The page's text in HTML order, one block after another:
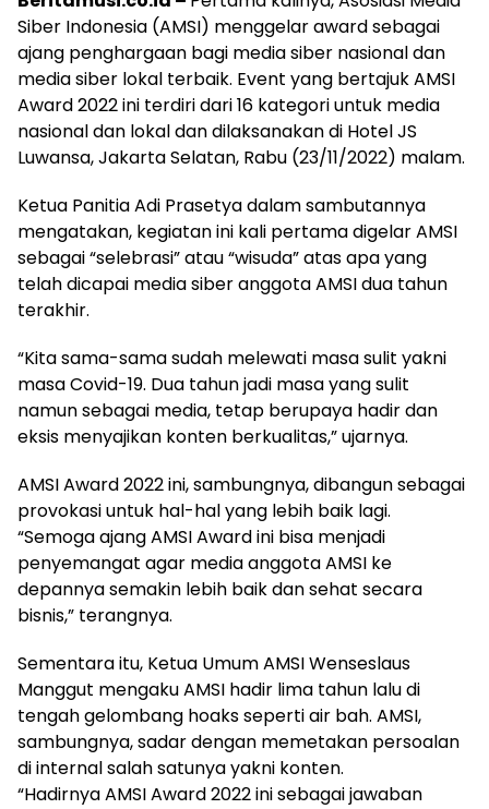
Siber Indonesia (AMSI) menggelar award sebagai
ajang penghargaan bagi media siber nasional dan
media siber lokal terbaik. Event yang bertajuk AMSI
Award 2022 ini terdiri dari 16 kategori untuk media
nasional dan lokal dan dilaksanakan di Hotel JS
Luwansa, Jakarta Selatan, Rabu (23/11/2022) malam.
Ketua Panitia Adi Prasetya dalam sambutannya
mengatakan, kegiatan ini kali pertama digelar AMSI
sebagai “selebrasi” atau “wisuda” atas apa yang
telah dicapai media siber anggota AMSI dua tahun
terakhir.
“Kita sama-sama sudah melewati masa sulit yakni
masa Covid-19. Dua tahun jadi masa yang sulit
namun sebagai media, tetap berupaya hadir dan
eksis menyajikan konten berkualitas,” ujarnya.
AMSI Award 2022 ini, sambungnya, dibangun sebagai
provokasi untuk hal-hal yang lebih baik lagi.
“Semoga ajang AMSI Award ini bisa menjadi
penyemangat agar media anggota AMSI ke
depannya semakin lebih baik dan sehat secara
bisnis,” terangnya.
Sementara itu, Ketua Umum AMSI Wenseslaus
Manggut mengaku AMSI hadir lima tahun lalu di
tengah gelombang hoaks seperti air bah. AMSI,
sambungnya, sadar dengan memetakan persoalan
di internal salah satunya yakni konten.
“Hadirnya AMSI Award 2022 ini sebagai jawaban